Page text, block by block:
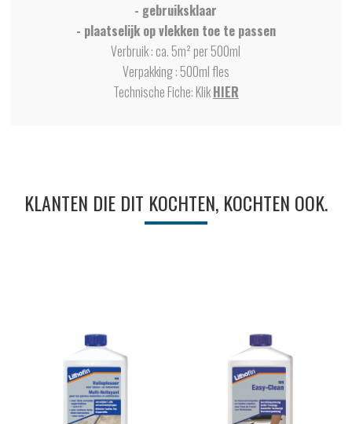
- gebruiksklaar
- plaatselijk op vlekken toe te passen
Verbruik : ca. 5m² per 500ml
Verpakking : 500ml fles
Technische Fiche: KlikHIER
KLANTEN DIE DIT KOCHTEN, KOCHTEN OOK.